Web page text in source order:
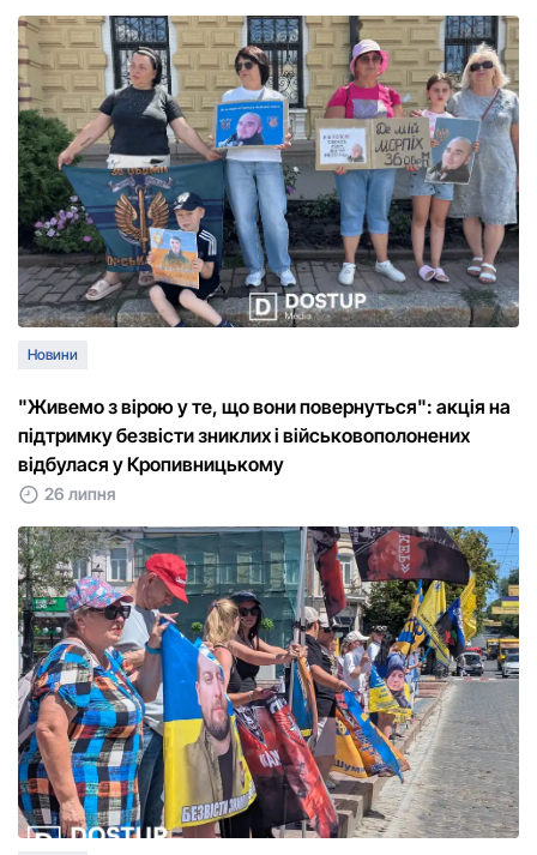
Новини
"Живемо з вірою у те, що вони повернуться": акція на
підтримку безвісти зниклих і військовополонених
відбулася у Кропивницькому
26 липня